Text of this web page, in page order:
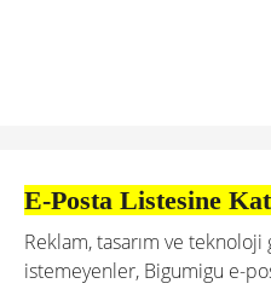
E-Posta Listesine
Reklam, tasarım ve
istemeyenler, Bigumigu e-